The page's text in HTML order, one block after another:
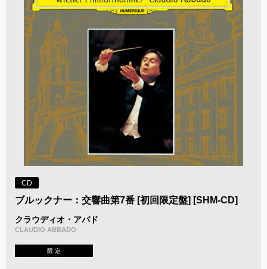
CD
ブルックナー：交響曲第7番 [初回限定盤] [SHM-CD]
クラウディオ・アバド
CLAUDIO ABBADO
限 定